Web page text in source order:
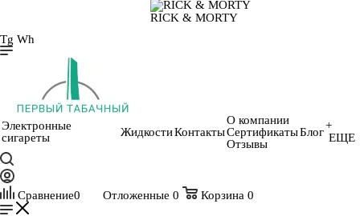
RICK & MORTY
Tg Wh
Электронные
сигареты
ЖидкостиКонтакты
О компании
Сертификаты
Отзывы
Блог+
ЕЩЕ
Сравнение0 Отложенные 0 Корзина 0